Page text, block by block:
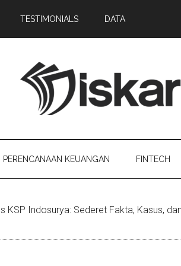
TESTIMONIALS DATA
PERENCANAAN KEUANGAN FINTECH
KSP Indosurya: Sederet Fakta, Kasus,